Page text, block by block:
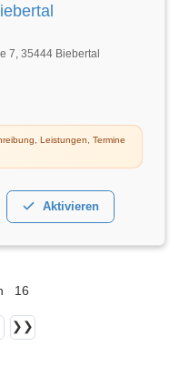
7, 35444 Biebertal
Leistungen, Termine
Aktivieren
16
❯❯